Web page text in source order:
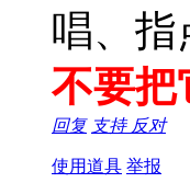
唱、指
不要把
回复 支持 反对
使用道具 举报